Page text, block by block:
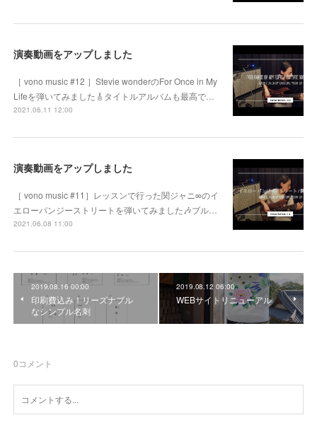
演奏動画をアップしました
［ vono music #12 ］Stevie wonderのFor Once in My
Lifeを弾いてみました🎸タイトルアルバムも最高で…
2021.06.11 12:00
演奏動画をアップしました
［ vono music #11］レッスンで行った関ジャニ∞のイ
エローパンジーストリートを弾いてみました🎶ブル…
2021.06.08 11:00
2019.08.16 00:00
印刷費込み！リーズナブル
なシンプル名刺
2019.08.12 06:00
WEBサイトリニューアル
0コメント